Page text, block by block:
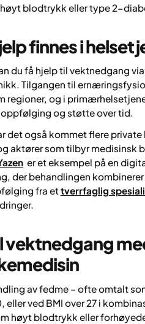
blodtrykk eller type 2-
finnes i
du få hjelp til vektnedgang
Tilgangen til
regioner, og i
og støtte over tid.
det også kommet flere
aktører som tilbyr medisinsk
er et eksempel på en
der behandlingen
fra ettverrfaglig
vektnedgang
av fedme – ofte omtalt
eller ved BMI over 27 i
høyt blodtrykk eller